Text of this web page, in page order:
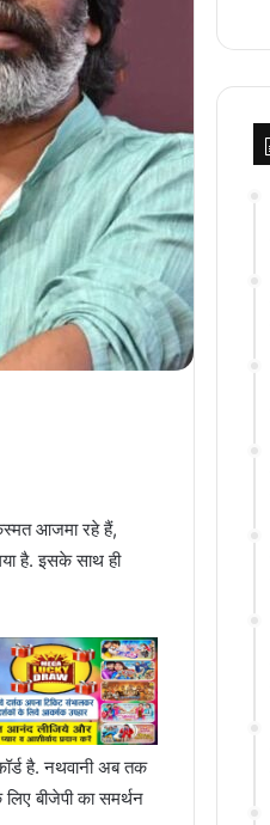
आजमा रहे हैं,
है. इसके साथ ही
है. नथवानी अब तक
बीजेपी का समर्थन